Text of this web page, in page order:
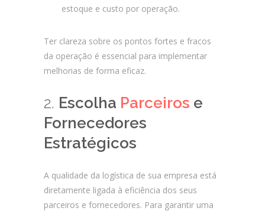
estoque e custo por operação.
Ter clareza sobre os pontos fortes e fracos
da operação é essencial para implementar
melhorias de forma eficaz.
2. Escolha Parceiros e
Fornecedores
Estratégicos
A qualidade da logística de sua empresa está
diretamente ligada à eficiência dos seus
parceiros e fornecedores. Para garantir uma